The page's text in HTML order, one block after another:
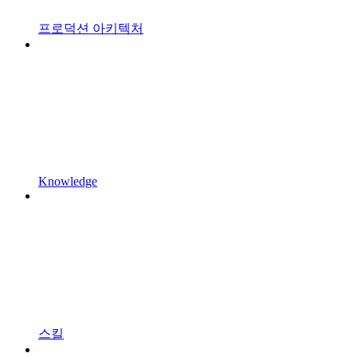
프로덕션 아키텍처
Knowledge
스킬